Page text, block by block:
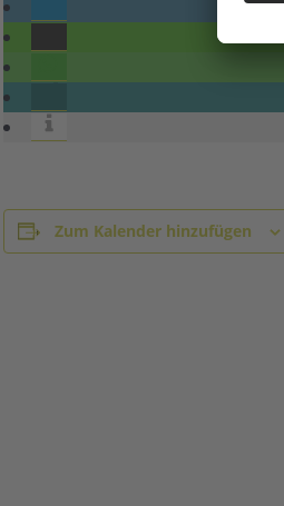
Zum Kalender hinzufügen